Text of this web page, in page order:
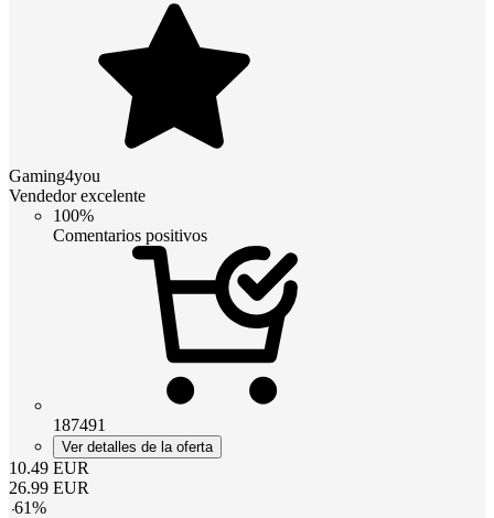
Gaming4you
Vendedor excelente
100%
Comentarios positivos
187491
Ver detalles de la oferta
10.49 EUR
26.99 EUR
-61%